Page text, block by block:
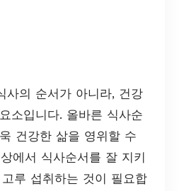
사의 순서가 아니라, 건강
소입니다. 올바른 식사순
건강한 삶을 영위할 수
에서 식사순서를 잘 지키
루 섭취하는 것이 필요합